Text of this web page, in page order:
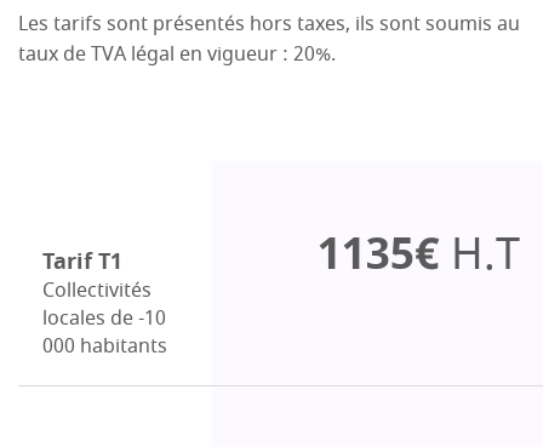
Les tarifs sont présentés hors taxes, ils sont soumis au
taux de TVA légal en vigueur : 20%.
Tarif T1
Collectivités
locales de -10
000 habitants
1135€ H.T